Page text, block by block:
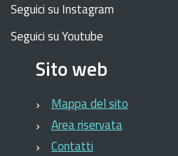
Seguici su Instagram
Seguici su Youtube
Sito web
Mappa del sito
Area riservata
Contatti